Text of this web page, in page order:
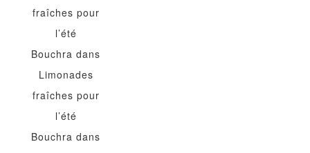
fraîches pour
l’été
Bouchra dans
Limonades
fraîches pour
l’été
Bouchra dans